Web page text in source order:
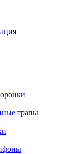
трапы